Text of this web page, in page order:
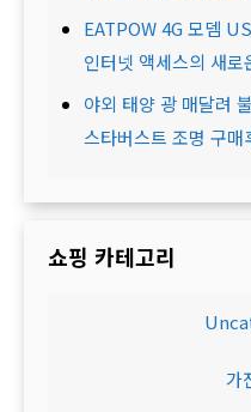
EATPOW 4G 모뎀
인터넷 액세스의 새로
야외 태양 광 매달려
스타버스트 조명 구매
쇼핑 카테고리
가